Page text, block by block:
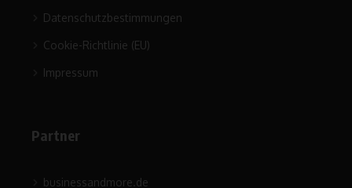
Datenschutzbestimmungen
Cookie-Richtlinie (EU)
Impressum
Partner
businessandmore.de